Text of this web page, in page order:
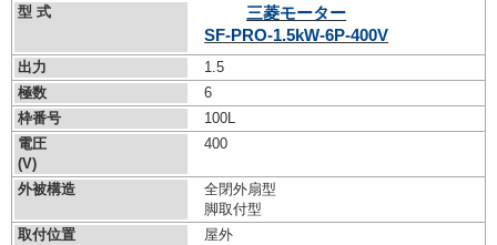
型 式
三菱モーター
SF-PRO-1.5kW-6P-400V
出力
1.5
極数
6
枠番号
100L
電圧
(V)
400
外被構造
全閉外扇型
脚取付型
取付位置
屋外